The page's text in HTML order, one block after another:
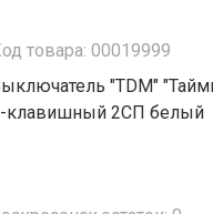
товара: 00019999
"TDM"
клавишный 2CП белый